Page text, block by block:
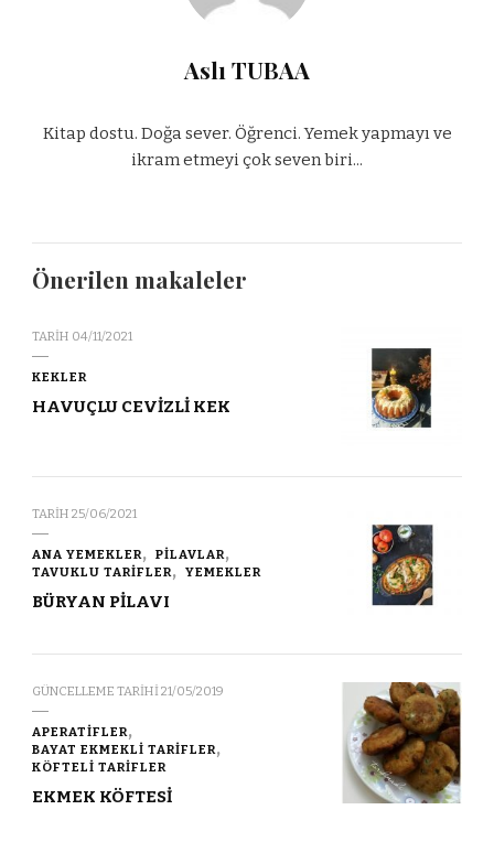
Aslı TUBAA
Kitap dostu. Doğa sever. Öğrenci. Yemek yapmayı ve
ikram etmeyi çok seven biri...
Önerilen makaleler
TARIH 04/11/2021
KEKLER
HAVUÇLU CEVİZLİ KEK
TARIH 25/06/2021
ANA YEMEKLER
PİLAVLAR
TAVUKLU TARİFLER
YEMEKLER
BÜRYAN PİLAVI
GÜNCELLEME TARIHI21/05/2019
APERATİFLER
BAYAT EKMEKLİ TARİFLER
KÖFTELİ TARİFLER
EKMEK KÖFTESİ